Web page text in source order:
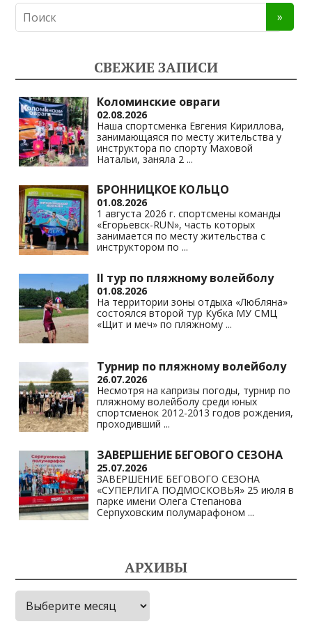
o
as
s
ni
ki
gr
a
m
s
A
p
p
y
Li
n
k
СВЕЖИЕ ЗАПИСИ
Коломинские овраги
02.08.2026
Наша спортсменка Евгения Кириллова,
занимающаяся по месту жительства у
инструктора по спорту Маховой
Натальи, заняла 2 ...
БРОННИЦКОЕ КОЛЬЦО
01.08.2026
1 августа 2026 г. спортсмены команды
«Егорьевск-RUN», часть которых
занимается по месту жительства с
инструктором по ...
II тур по пляжному волейболу
01.08.2026
На территории зоны отдыха «Любляна»
состоялся второй тур Кубка МУ СМЦ
«Щит и меч» по пляжному ...
Турнир по пляжному волейболу
26.07.2026
Несмотря на капризы погоды, турнир по
пляжному волейболу среди юных
спортсменок 2012-2013 годов рождения,
проходивший ...
ЗАВЕРШЕНИЕ БЕГОВОГО СЕЗОНА
25.07.2026
ЗАВЕРШЕНИЕ БЕГОВОГО СЕЗОНА
«СУПЕРЛИГА ПОДМОСКОВЬЯ» 25 июля в
парке имени Олега Степанова
Серпуховским полумарафоном ...
АРХИВЫ
Архивы